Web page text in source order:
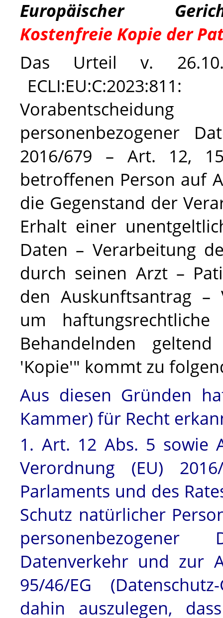
Europäischer
Kostenfreie Kopie der
Das Urteil v.
Vorabentscheidung
personenbezogener
2016/679 – Art. 12,
betroffenen Person auf
die Gegenstand der
Erhalt einer
Daten – Verarbeitung
durch seinen Arzt –
den Auskunftsantrag –
um
Behandelnden
'Kopie'" kommt zu
Aus diesen Gründen
Kammer) für Recht
1. Art. 12 Abs. 5 sowie
Verordnung (EU)
Parlaments und des
Schutz natürlicher
Datenverkehr und zur
95/46/EG
dahin auszulegen,